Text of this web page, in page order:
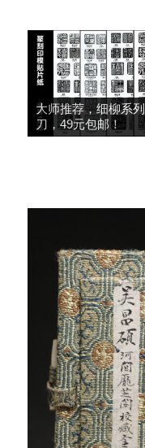
大师推荐，细柳系
刀，49元包邮！